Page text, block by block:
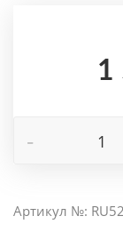
1
-
Артикул №: